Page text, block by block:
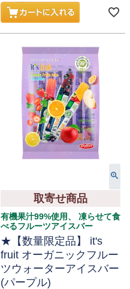
取寄せ商品
有機果汁99%使用、 凍らせて食
べるフルーツアイスバー
★【数量限定品】 it's
fruit オーガニックフルー
ツウォーターアイスバー
(パープル)